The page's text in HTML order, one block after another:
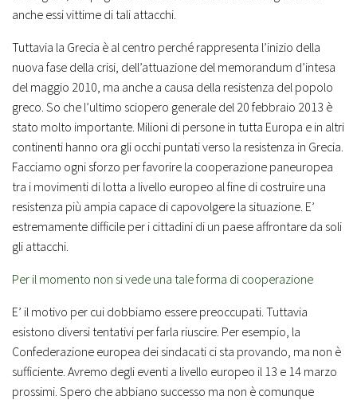
anche essi vittime di tali attacchi.
Tuttavia la Grecia è al centro perché rappresenta l’inizio della
nuova fase della crisi, dell’attuazione del memorandum d’intesa
del maggio 2010, ma anche a causa della resistenza del popolo
greco. So che l’ultimo sciopero generale del 20 febbraio 2013 è
stato molto importante. Milioni di persone in tutta Europa e in altri
continenti hanno ora gli occhi puntati verso la resistenza in Grecia.
Facciamo ogni sforzo per favorire la cooperazione paneuropea
tra i movimenti di lotta a livello europeo al fine di costruire una
resistenza più ampia capace di capovolgere la situazione. E’
estremamente difficile per i cittadini di un paese affrontare da soli
gli attacchi.
Per il momento non si vede una tale forma di cooperazione
E’ il motivo per cui dobbiamo essere preoccupati. Tuttavia
esistono diversi tentativi per farla riuscire. Per esempio, la
Confederazione europea dei sindacati ci sta provando, ma non è
sufficiente. Avremo degli eventi a livello europeo il 13 e 14 marzo
prossimi. Spero che abbiano successo ma non è comunque